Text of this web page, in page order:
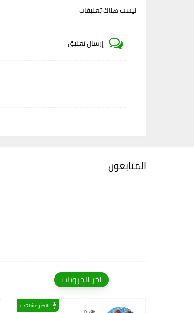
ليست هناك تعليقات
إرسال تعليق
المتابعون
اخر الجروبات
الأكثر مشاهدة